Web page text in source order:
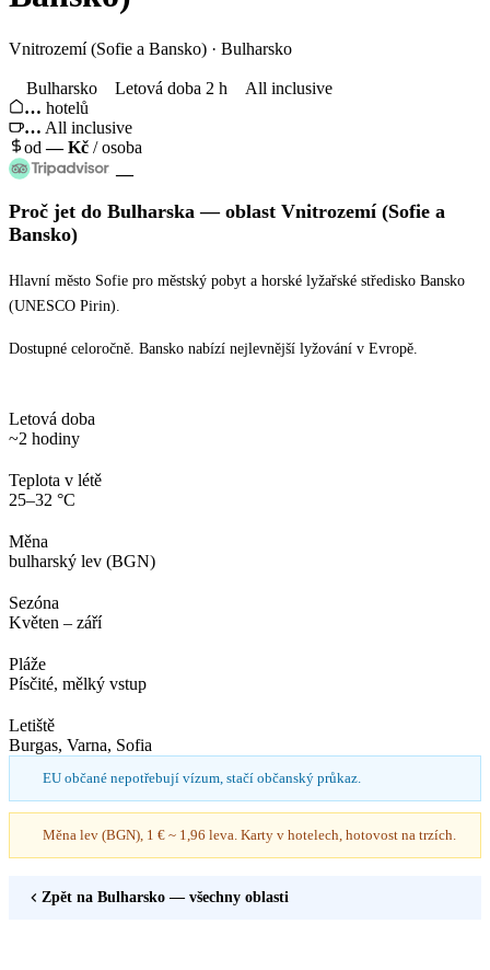
Vnitrozemí (Sofie a Bansko) · Bulharsko
Bulharsko Letová doba 2 h
All inclusive
… hotelů
… All inclusive
od—Kč / osoba
—
Proč jet do Bulharska — oblast Vnitrozemí (Sofie a
Bansko)
Hlavní město Sofie pro městský pobyt a horské lyžařské středisko Bansko
(UNESCO Pirin).
Dostupné celoročně. Bansko nabízí nejlevnější lyžování v Evropě.
Letová doba
~2 hodiny
Teplota v létě
25–32 °C
Měna
bulharský lev (BGN)
Sezóna
Květen – září
Pláže
Písčité, mělký vstup
Letiště
Burgas, Varna, Sofia
EU občané nepotřebují vízum, stačí občanský průkaz.
Měna lev (BGN), 1 € ~ 1,96 leva. Karty v hotelech, hotovost na trzích.
Zpět na Bulharsko — všechny oblasti